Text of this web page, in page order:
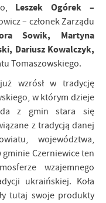
Leszek Ogórek –
– członek Zarządu
Sowik, Martyna
Dariusz Kowalczyk,
Tomaszowskiego.
wzrósł w tradycję
w którym dzieje
z gmin stara się
z tradycją danej
województwa,
Czerniewice ten
wzajemnego
ukraińskiej. Koła
tutaj swoje produkty